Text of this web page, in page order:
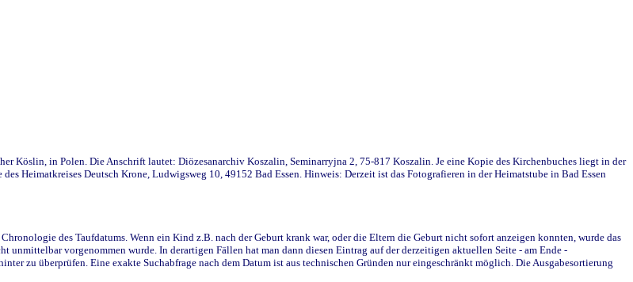
Köslin, in Polen. Die Anschrift lautet: Diözesanarchiv Koszalin, Seminarryjna 2, 75-817 Koszalin. Je eine Kopie des Kirchenbuches liegt in der
Heimatkreises Deutsch Krone, Ludwigsweg 10, 49152 Bad Essen. Hinweis: Derzeit ist das Fotografieren in der Heimatstube in Bad Essen
des Taufdatums. Wenn ein Kind z.B. nach der Geburt krank war, oder die Eltern die Geburt nicht sofort anzeigen konnten, wurde das
unmittelbar vorgenommen wurde. In derartigen Fällen hat man dann diesen Eintrag auf der derzeitigen aktuellen Seite - am Ende -
zu überprüfen. Eine exakte Suchabfrage nach dem Datum ist aus technischen Gründen nur eingeschränkt möglich. Die Ausgabesortierung